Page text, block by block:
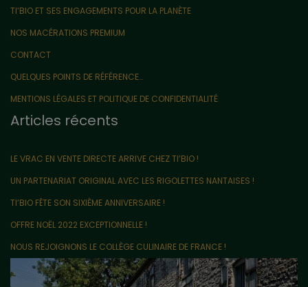
TI’BIO ET SES ENGAGEMENTS POUR LA PLANÈTE
NOS MACÉRATIONS PREMIUM
CONTACT
QUELQUES POINTS DE RÉFÉRENCE…
MENTIONS LÉGALES ET POLITIQUE DE CONFIDENTIALITÉ
Articles récents
LE VRAC EN VENTE DIRECTE ARRIVE CHEZ TI’BIO !
UN PARTENARIAT ORIGINAL AVEC LES RIGOLETTES NANTAISES !
TI’BIO FÊTE SON SIXIÈME ANNIVERSAIRE !
OFFRE NOËL 2022 EXCEPTIONNELLE !
NOUS REJOIGNONS LE COLLÈGE CULINAIRE DE FRANCE !